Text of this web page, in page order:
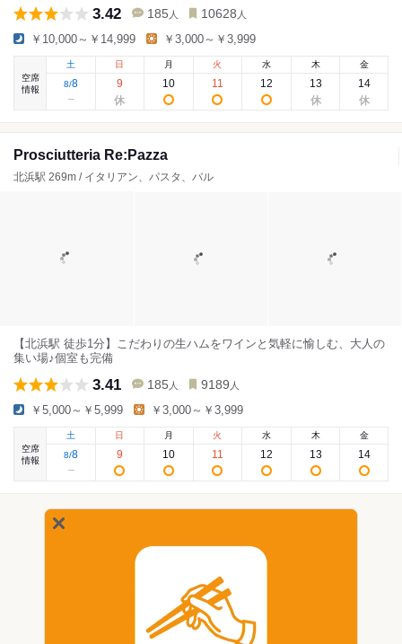
3.42 185 人 10628 人
￥10,000～￥14,999 ￥3,000～￥3,999
空席
情報
土
8/8
日
9
月
10
火
11
水
12
木
13
金
14
Prosciutteria Re:Pazza
北浜駅 269m / イタリアン、パスタ、バル
【北浜駅 徒歩1分】こだわりの生ハムをワインと気軽に愉しむ、大人の
集い場♪個室も完備
3.41 185 人 9189 人
￥5,000～￥5,999 ￥3,000～￥3,999
空席
情報
土
8/8
日
9
月
10
火
11
水
12
木
13
金
14